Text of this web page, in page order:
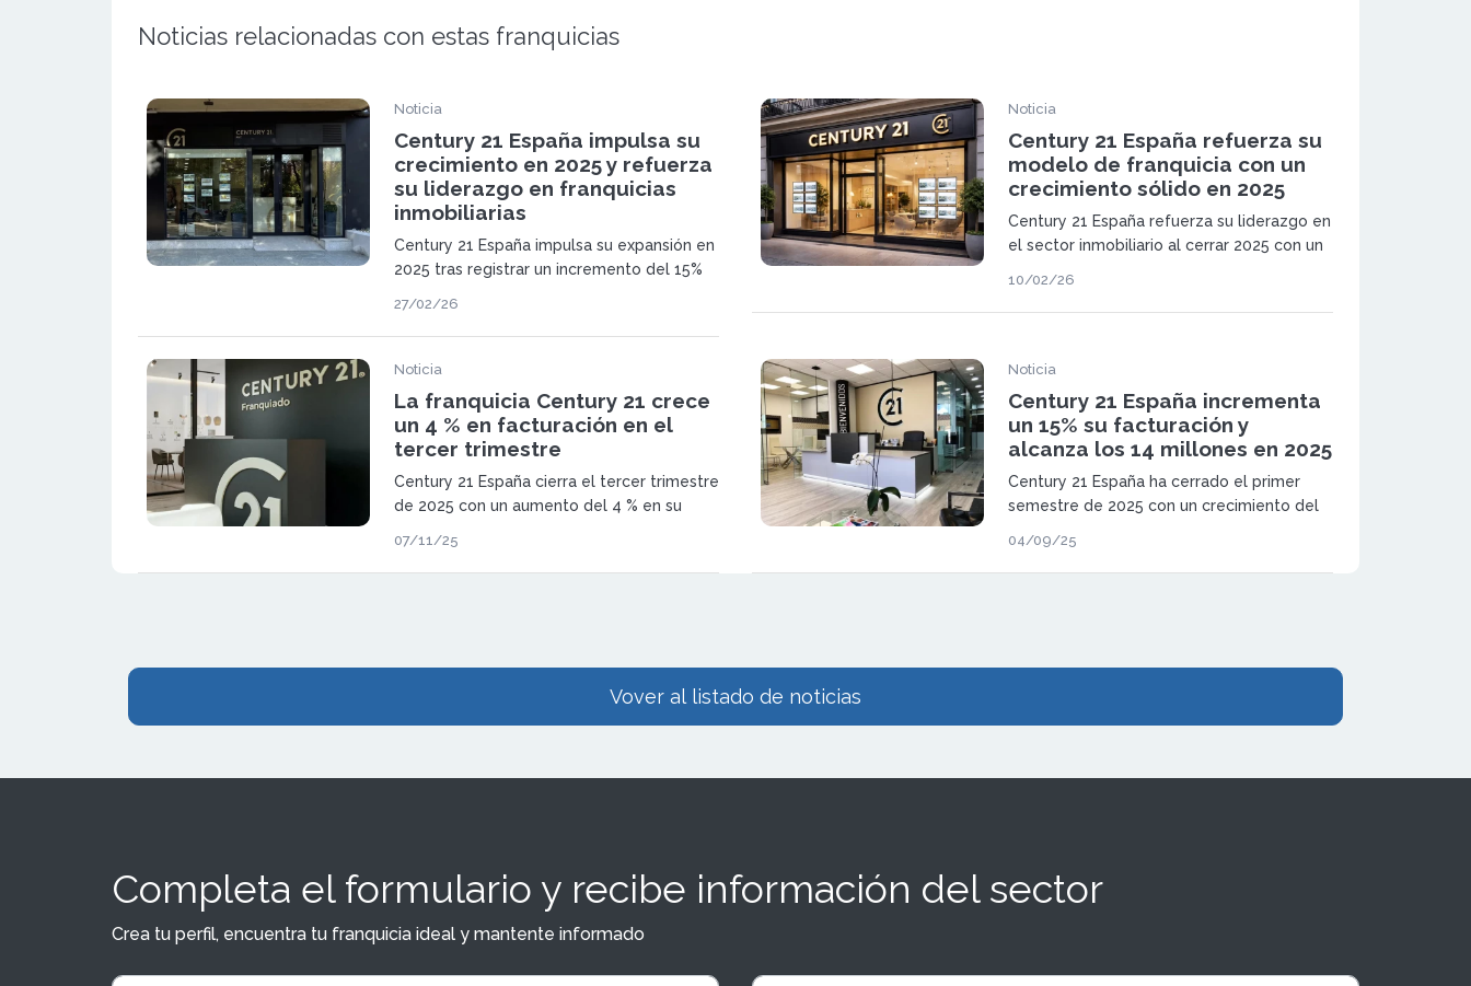
Noticias relacionadas con estas franquicias
Noticia
Century 21 España impulsa su
crecimiento en 2025 y refuerza
su liderazgo en franquicias
inmobiliarias
Century 21 España impulsa su expansión en
2025 tras registrar un incremento del 15%
refuerza su posicionamiento como
referente en franquicias inmobiliarias.
27/02/26
Noticia
Century 21 España refuerza su
modelo de franquicia con un
crecimiento sólido en 2025
Century 21 España refuerza su liderazgo en
el sector inmobiliario al cerrar 2025 con un
su modelo de franquicia en un mercado
10/02/26
Noticia
La franquicia Century 21 crece
un 4 % en facturación en el
tercer trimestre
Century 21 España cierra el tercer trimestre
de 2025 con un aumento del 4 % en su
crecimiento a una estrategia basada en la
07/11/25
Noticia
Century 21 España incrementa
un 15% su facturación y
alcanza los 14 millones en 2025
Century 21 España ha cerrado el primer
semestre de 2025 con un crecimiento del
operaciones por valor de 600 millones.
04/09/25
Vover al listado de noticias
Completa el formulario y recibe información del sector
Crea tu perfil, encuentra tu franquicia ideal y mantente informado